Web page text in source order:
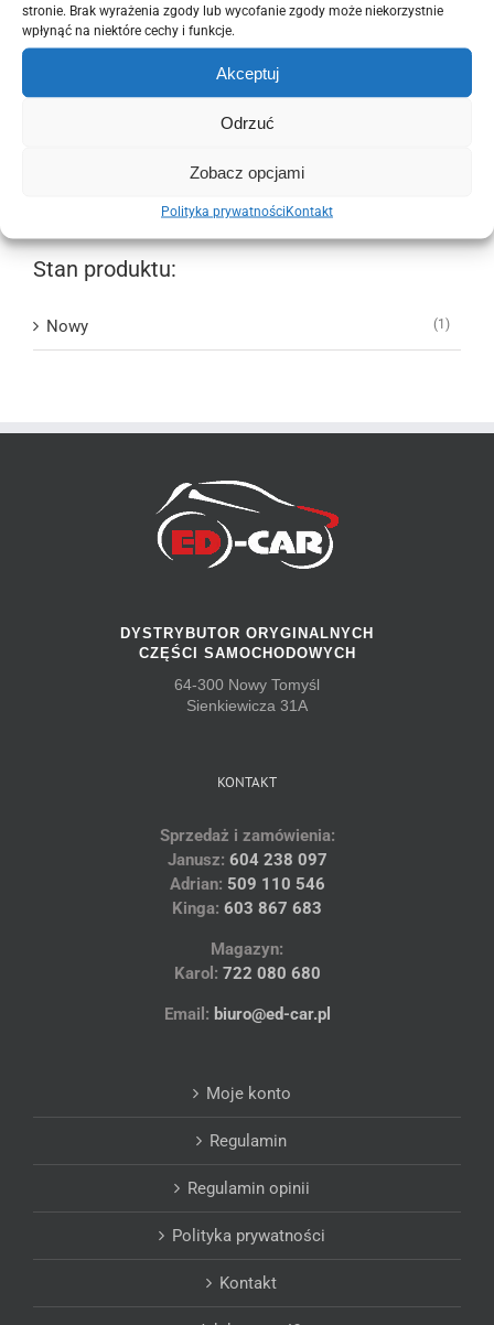
stronie. Brak wyrażenia zgody lub wycofanie zgody może niekorzystnie
wpłynąć na niektóre cechy i funkcje.
Akceptuj
Odrzuć
Zobacz opcjami
Polityka prywatnościKontakt
Układ napędowy
Wyposażenie wnętrza
Stan produktu:
Nowy (1)
DYSTRYBUTOR ORYGINALNYCH
CZĘŚCI SAMOCHODOWYCH
64-300 Nowy Tomyśl
Sienkiewicza 31A
KONTAKT
Sprzedaż i zamówienia:
Janusz: 604 238 097
Adrian: 509 110 546
Kinga: 603 867 683
Magazyn:
Karol: 722 080 680
Email: biuro@ed-car.pl
Moje konto
Regulamin
Regulamin opinii
Polityka prywatności
Kontakt